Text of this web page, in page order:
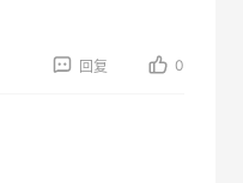
回复 0